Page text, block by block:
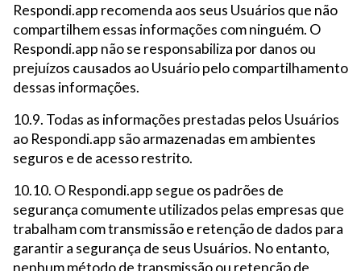
Respondi.app recomenda aos seus Usuários que não
compartilhem essas informações com ninguém. O
Respondi.app não se responsabiliza por danos ou
prejuízos causados ao Usuário pelo compartilhamento
dessas informações.
10.9. Todas as informações prestadas pelos Usuários
ao Respondi.app são armazenadas em ambientes
seguros e de acesso restrito.
10.10. O Respondi.app segue os padrões de
segurança comumente utilizados pelas empresas que
trabalham com transmissão e retenção de dados para
garantir a segurança de seus Usuários. No entanto,
nenhum método de transmissão ou retenção de